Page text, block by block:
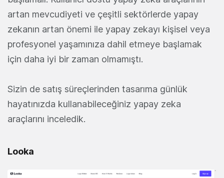
artan mevcudiyeti ve çeşitli sektörlerde yapay
zekanın artan önemi ile yapay zekayı kişisel veya
profesyonel yaşamınıza dahil etmeye başlamak
için daha iyi bir zaman olmamıştı.
Sizin de satış süreçlerinden tasarıma günlük
hayatınızda kullanabileceğiniz yapay zeka
araçlarını inceledik.
Looka